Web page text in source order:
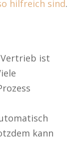
hilfreich sind.
ist
kann